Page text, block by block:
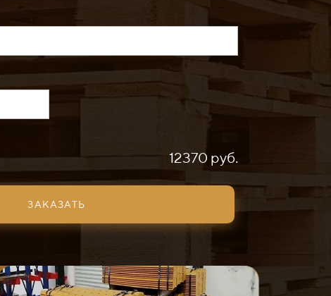
12370 руб.
ЗАКАЗАТЬ